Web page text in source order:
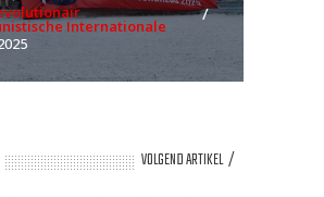
Internationale
VOLGEND ARTIKEL